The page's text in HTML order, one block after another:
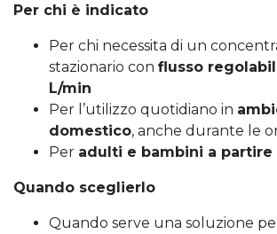
Per chi è indicato
Per chi necessita di un
stazionario con flusso
L/min
Per l’utilizzo quotidiano in
domestico, anche durante le
Per adulti e bambini a partire
Quando sceglierlo
Quando serve una soluzione